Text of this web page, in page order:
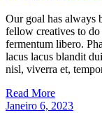
Our goal has always
fellow creatives to
fermentum libero.
lacus lacus blandit
nisl, viverra et,
Read More
Janeiro 6, 2023